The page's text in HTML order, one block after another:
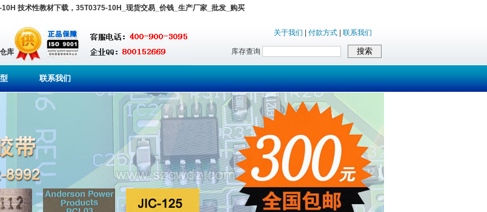
技术性教材下载，35T0375-10H_现货交易_价钱_生产厂家_批发_购买
库
关于我们 付款方式 联系我们
库存查询
联系我们